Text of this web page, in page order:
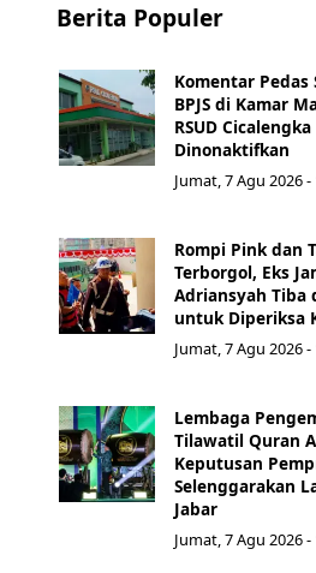
Berita Populer
Komentar Pedas
BPJS di Kamar
RSUD
Dinonaktifkan
Jumat, 7 Agu 2026 -
Rompi Pink dan
Terborgol, Eks
Adriansyah Tiba
untuk Diperiksa
Jumat, 7 Agu 2026 -
Lembaga
Tilawatil Quran
Keputusan
Selenggarakan
Jabar
Jumat, 7 Agu 2026 -